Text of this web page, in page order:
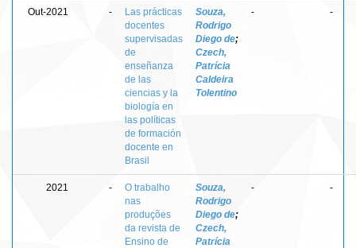
Out-2021 -
Las prácticas
docentes
supervisadas
de
enseñanza
de las
ciencias y la
biología en
las políticas
de formación
docente en
Brasil
Souza,
Rodrigo
Diego de;
Czech,
Patrícia
Caldeira
Tolentino
- -
2021 -
O trabalho
nas
produções
da revista de
Ensino de
Souza,
Rodrigo
Diego de;
Czech,
Patrícia
- -